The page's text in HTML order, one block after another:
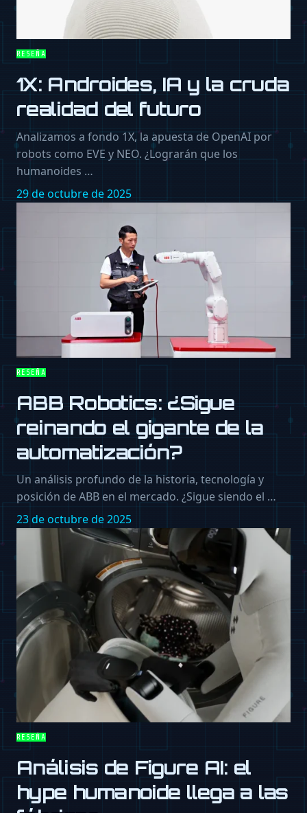
RESEÑA
1X: Androides, IA y la cruda
realidad del futuro
Analizamos a fondo 1X, la apuesta de OpenAI por
robots como EVE y NEO. ¿Lograrán que los
humanoides …
29 de octubre de 2025
RESEÑA
ABB Robotics: ¿Sigue
reinando el gigante de la
automatización?
Un análisis profundo de la historia, tecnología y
posición de ABB en el mercado. ¿Sigue siendo el …
23 de octubre de 2025
RESEÑA
Análisis de Figure AI: el
hype humanoide llega a las